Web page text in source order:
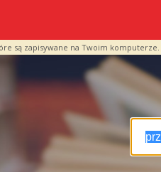
są zapisywane na Twoim